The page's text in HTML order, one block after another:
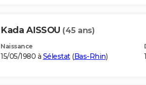
Kada AISSOU (45 ans)
Naissance
15/05/1980 à Sélestat(Bas-Rhin)